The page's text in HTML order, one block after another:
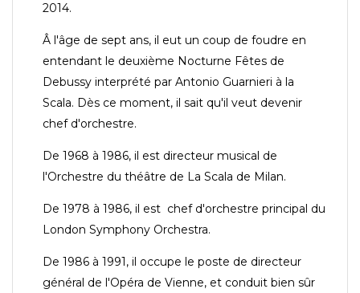
2014.
Â l'âge de sept ans, il eut un coup de foudre en
entendant le deuxième Nocturne Fêtes de
Debussy interprété par Antonio Guarnieri à la
Scala. Dès ce moment, il sait qu'il veut devenir
chef d'orchestre.
De 1968 à 1986, il est directeur musical de
l'Orchestre du théâtre de La Scala de Milan.
De 1978 à 1986, il est chef d'orchestre principal du
London Symphony Orchestra.
De 1986 à 1991, il occupe le poste de directeur
général de l'Opéra de Vienne, et conduit bien sûr